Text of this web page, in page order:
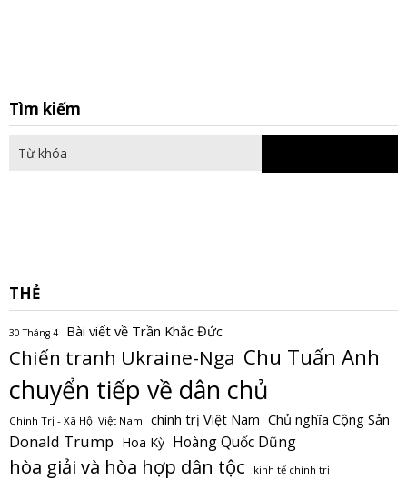
Tìm kiếm
THẺ
30 Tháng 4 Bài viết về Trần Khắc Đức
Chiến tranh Ukraine-Nga Chu Tuấn Anh
chuyển tiếp về dân chủ
Chính Trị - Xã Hội Việt Nam chính trị Việt Nam Chủ nghĩa Cộng Sản
Donald Trump Hoa Kỳ Hoàng Quốc Dũng
hòa giải và hòa hợp dân tộc kinh tế chính trị